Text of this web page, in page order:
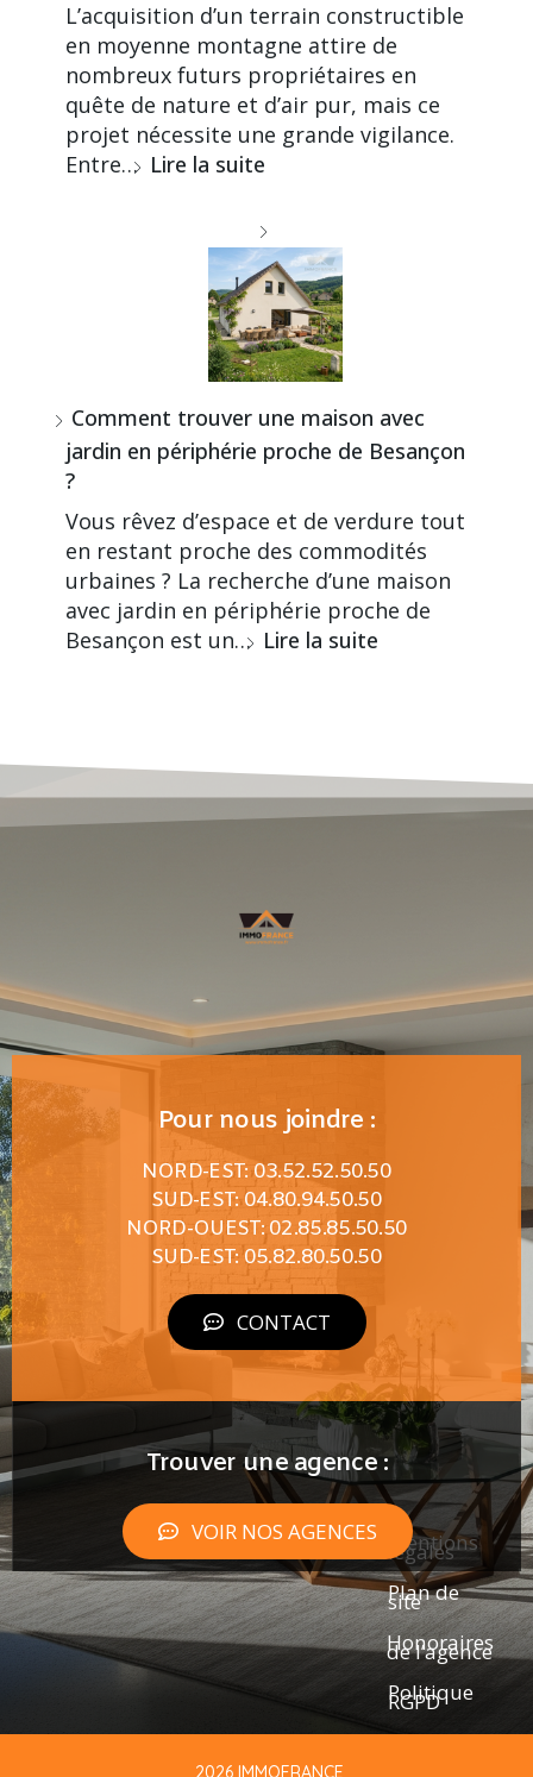
L’acquisition d’un terrain constructible
en moyenne montagne attire de
nombreux futurs propriétaires en
quête de nature et d’air pur, mais ce
projet nécessite une grande vigilance.
Entre… Lire la suite
Comment trouver une maison avec
jardin en périphérie proche de Besançon
?
Vous rêvez d’espace et de verdure tout
en restant proche des commodités
urbaines ? La recherche d’une maison
avec jardin en périphérie proche de
Besançon est un… Lire la suite
Pour nous joindre :
NORD-EST: 03.52.52.50.50
SUD-EST: 04.80.94.50.50
NORD-OUEST: 02.85.85.50.50
SUD-EST: 05.82.80.50.50
CONTACT
Trouver une agence :
VOIR NOS AGENCES Mentions
légales
Plan de
site
Honoraires
de l’agence
Politique
RGPD
2026 IMMOFRANCE